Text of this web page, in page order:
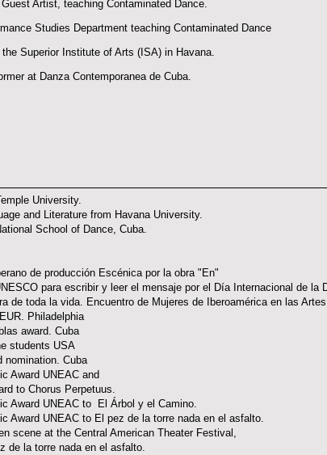
Artist, teaching Contaminated Dance.
Studies Department teaching Contaminated Dance
Superior Institute of Arts (ISA) in Havana.
at Danza Contemporanea de Cuba.
University.
and Literature from Havana University.
School of Dance, Cuba.
de producción Escénica por la obra "En"
para escribir y leer el mensaje por el Día Internacional de la
de toda la vida. Encuentro de Mujeres de Iberoamérica en las
Philadelphia
award. Cuba
students USA
nomination. Cuba
Award UNEAC and
to Chorus Perpetuus.
Award UNEAC to El Árbol y el Camino.
Award UNEAC to El pez de la torre nada en el asfalto.
scene at the Central American Theater Festival,
la torre nada en el asfalto.